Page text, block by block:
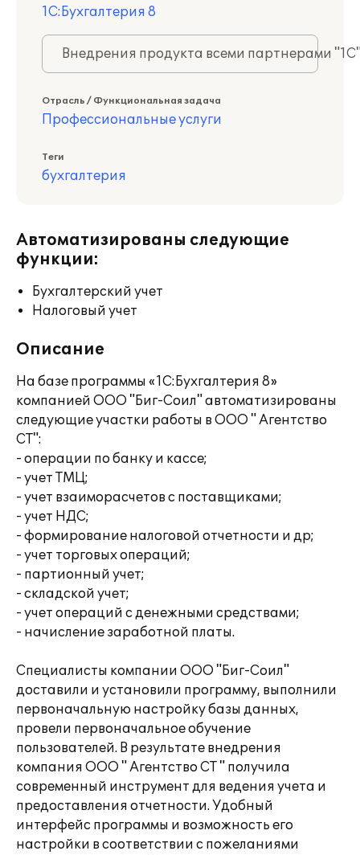
1С:Бухгалтерия 8
Внедрения продукта всеми партнерами
Отрасль / Функциональная задача
Профессиональные услуги
Теги
бухгалтерия
Автоматизированы следующие
функции:
Бухгалтерский учет
Налоговый учет
Описание
На базе программы «1С:Бухгалтерия 8»
компанией ООО "Биг-Соил" автоматизированы
следующие участки работы в ООО " Агентство
СТ":
- операции по банку и кассе;
- учет ТМЦ;
- учет взаиморасчетов с поставщиками;
- учет НДС;
- формирование налоговой отчетности и др;
- учет торговых операций;
- партионный учет;
- складской учет;
- учет операций с денежными средствами;
- начисление заработной платы.
Специалисты компании ООО "Биг-Соил"
доставили и установили программу, выполнили
первоначальную настройку базы данных,
провели первоначальное обучение
пользователей. В результате внедрения
компания ООО " Агентство СТ " получила
современный инструмент для ведения учета и
предоставления отчетности. Удобный
интерфейс программы и возможность его
настройки в соответствии с пожеланиями